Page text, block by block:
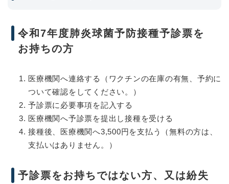
令和7年度肺炎球菌予防接種予診票を
お持ちの方
医療機関へ連絡する（ワクチンの在庫の有無、予約に
ついて確認をしてください。）
予診票に必要事項を記入する
医療機関へ予診票を提出し接種を受ける
接種後、医療機関へ3,500円を支払う（無料の方は、
支払いはありません。）
予診票をお持ちではない方、又は紛失